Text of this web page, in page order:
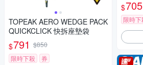
TOPEAK AERO WEDGE PACK
QUICKCLICK 快拆座墊袋
$791 $850
限時下殺
券
$705
限時下